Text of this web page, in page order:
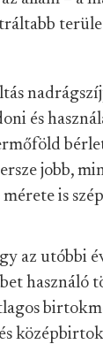
és
jobb,
is
az utóbbi
használó